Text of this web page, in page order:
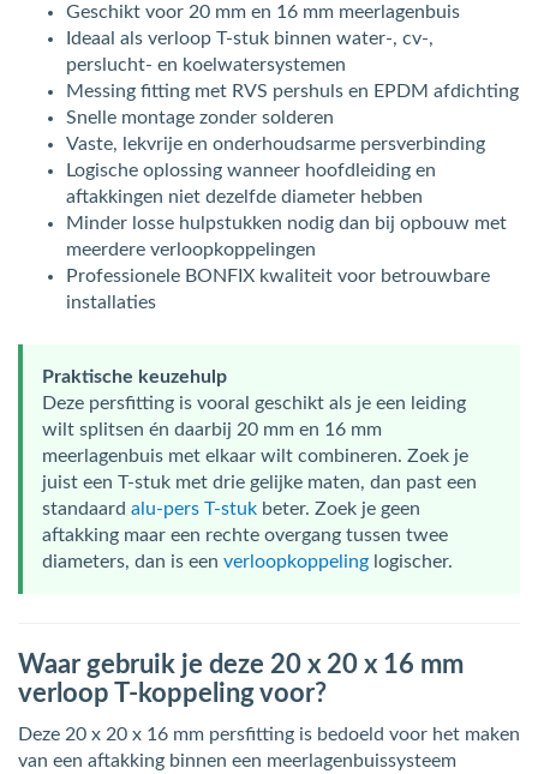
Geschikt voor 20 mm en 16 mm meerlagenbuis
Ideaal als verloop T-stuk binnen water-, cv-,
perslucht- en koelwatersystemen
Messing fitting met RVS pershuls en EPDM afdichting
Snelle montage zonder solderen
Vaste, lekvrije en onderhoudsarme persverbinding
Logische oplossing wanneer hoofdleiding en
aftakkingen niet dezelfde diameter hebben
Minder losse hulpstukken nodig dan bij opbouw met
meerdere verloopkoppelingen
Professionele BONFIX kwaliteit voor betrouwbare
installaties
Praktische keuzehulp
Deze persfitting is vooral geschikt als je een leiding
wilt splitsen én daarbij 20 mm en 16 mm
meerlagenbuis met elkaar wilt combineren. Zoek je
juist een T-stuk met drie gelijke maten, dan past een
standaard alu-pers T-stuk beter. Zoek je geen
aftakking maar een rechte overgang tussen twee
diameters, dan is een verloopkoppeling logischer.
Waar gebruik je deze 20 x 20 x 16 mm
verloop T-koppeling voor?
Deze 20 x 20 x 16 mm persfitting is bedoeld voor het maken
van een aftakking binnen een meerlagenbuissysteem